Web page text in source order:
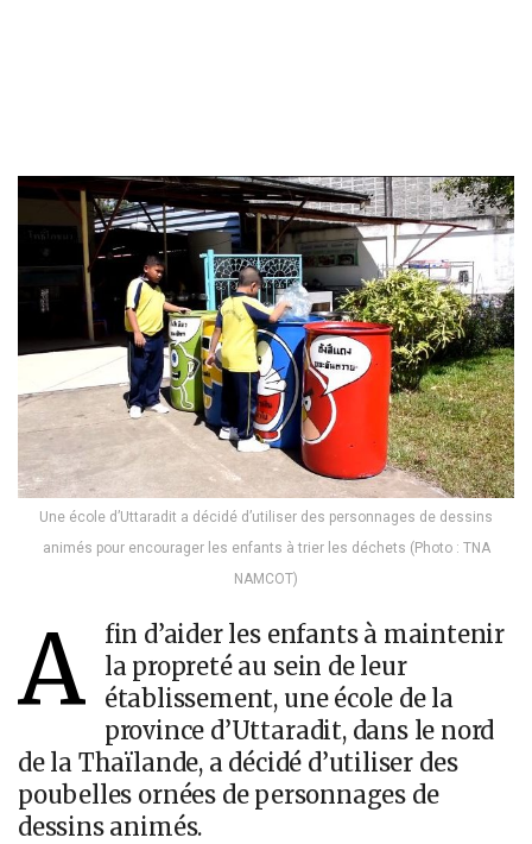
Une école d’Uttaradit a décidé d’utiliser des personnages de dessins
animés pour encourager les enfants à trier les déchets (Photo : TNA
NAMCOT)
A
fin d’aider les enfants à maintenir
la propreté au sein de leur
établissement, une école de la
province d’Uttaradit, dans le nord
de la Thaïlande, a décidé d’utiliser des
poubelles ornées de personnages de
dessins animés.